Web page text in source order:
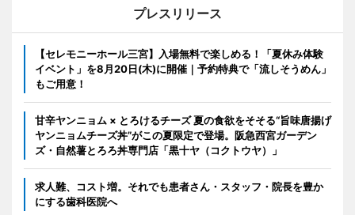
プレスリリース
【セレモニーホール三宮】入場無料で楽しめる！「夏休み体験
イベント」を8月20日(木)に開催｜予約特典で「流しそうめん」
もご用意！
甘辛ヤンニョム × とろけるチーズ 夏の食欲をそそる“旨味唐揚げ
ヤンニョムチーズ丼”がこの夏限定で登場。阪急西宮ガーデン
ズ・自然薯とろろ丼専門店「黒十ヤ（コクトウヤ）」
求人難、コスト増。それでも患者さん・スタッフ・院長を豊か
にする歯科医院へ